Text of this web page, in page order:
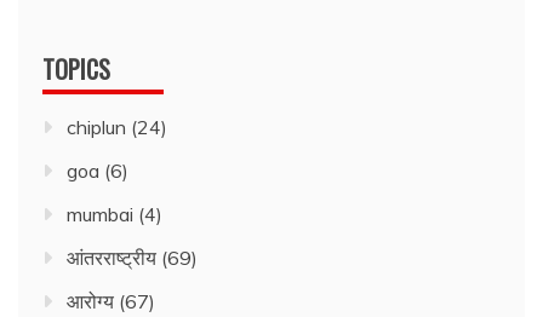
TOPICS
chiplun (24)
goa (6)
mumbai (4)
आंतरराष्ट्रीय (69)
आरोग्य (67)